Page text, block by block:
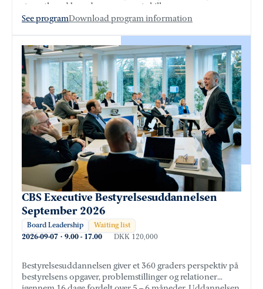
strength and board management skills.
See programDownload program information
CBS Executive Bestyrelsesuddannelsen
September 2026
Board Leadership Waiting list
2026-09-07 · 9.00 - 17.00 DKK 120,000
Bestyrelsesuddannelsen giver et 360 graders perspektiv på
bestyrelsens opgaver, problemstillinger og relationer